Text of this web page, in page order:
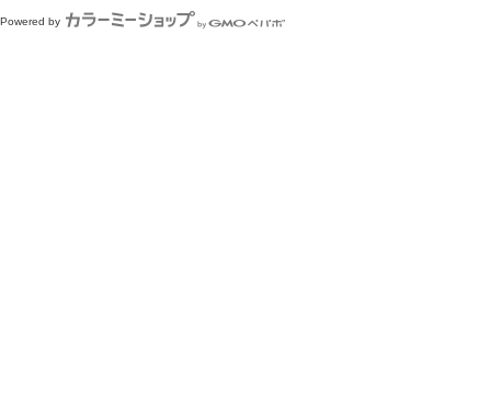
Powered by